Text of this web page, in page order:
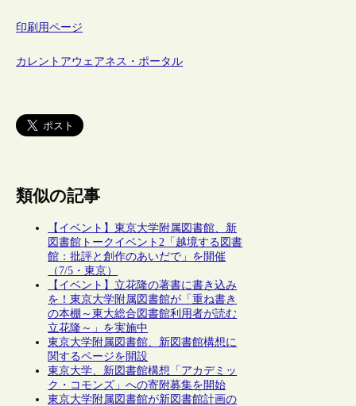
印刷用ページ
カレントアウェアネス・ポータル
類似の記事
【イベント】東京大学附属図書館、新
図書館トークイベント2「越境する図書
館：批評と創作のあいだで」を開催
（7/5・東京）
【イベント】立花隆の著書に書き込み
を！東京大学附属図書館が「重ね書き
の本棚～東大総合図書館利用者が読む
立花隆～」を実施中
東京大学附属図書館、新図書館構想に
関するページを開設
東京大学、新図書館構想「アカデミッ
ク・コモンズ」への寄附募集を開始
東京大学附属図書館が新図書館計画の